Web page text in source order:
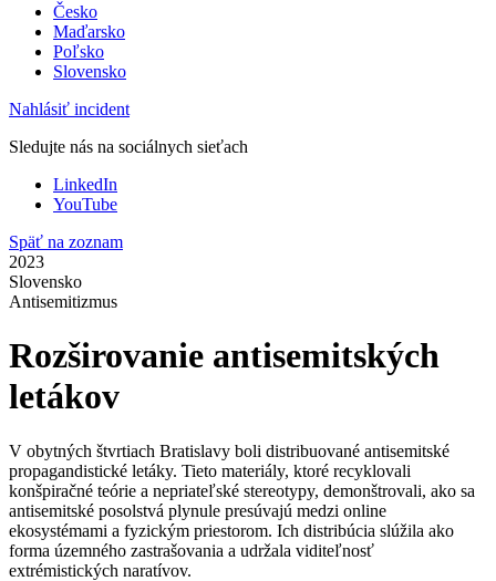
Česko
Maďarsko
Poľsko
Slovensko
Nahlásiť incident
Sledujte nás na sociálnych sieťach
LinkedIn
YouTube
Späť na zoznam
2023
Slovensko
Antisemitizmus
Rozširovanie antisemitských
letákov
V obytných štvrtiach Bratislavy boli distribuované antisemitské
propagandistické letáky. Tieto materiály, ktoré recyklovali
konšpiračné teórie a nepriateľské stereotypy, demonštrovali, ako sa
antisemitské posolstvá plynule presúvajú medzi online
ekosystémami a fyzickým priestorom. Ich distribúcia slúžila ako
forma územného zastrašovania a udržala viditeľnosť
extrémistických naratívov.